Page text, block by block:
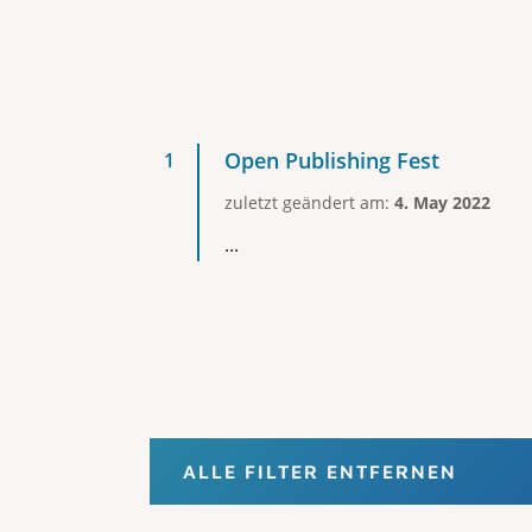
Open Publishing Fest
zuletzt geändert am: 4. May 2022
...
ALLE FILTER ENTFERNEN